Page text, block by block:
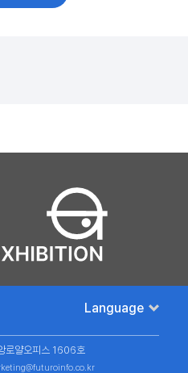
Language
로얄오피스 1606호